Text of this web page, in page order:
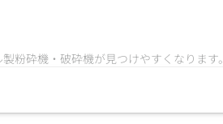
粉砕機・破砕機が見つけやすくなります。